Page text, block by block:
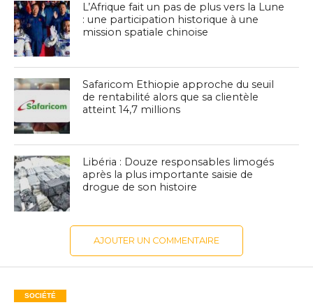
L’Afrique fait un pas de plus vers la Lune
: une participation historique à une
mission spatiale chinoise
Safaricom Ethiopie approche du seuil
de rentabilité alors que sa clientèle
atteint 14,7 millions
Libéria : Douze responsables limogés
après la plus importante saisie de
drogue de son histoire
AJOUTER UN COMMENTAIRE
SOCIÉTÉ